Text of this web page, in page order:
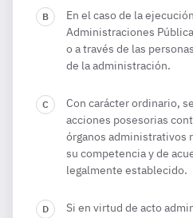
En el caso de la
Administraciones
o a través de las
de la administración.
Con carácter ordinario,
acciones posesorias
órganos administrativos
su competencia y de
legalmente establecido.
Si en virtud de acto